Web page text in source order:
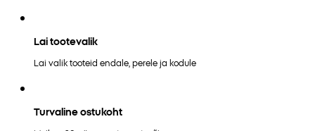
Lai tootevalik
Lai valik tooteid endale, perele ja kodule
Turvaline ostukoht